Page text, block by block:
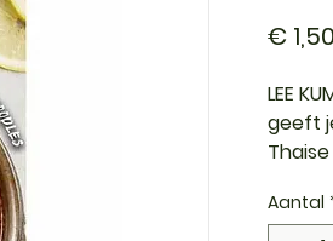
€ 1,50
LEE
geeft
Aantal